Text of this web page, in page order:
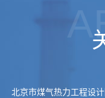
北京市煤气热力工程设